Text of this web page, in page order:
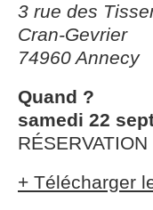
3 rue des
Cran-Gevrier
74960 Annecy
Quand ?
samedi 22
+ Télécharger